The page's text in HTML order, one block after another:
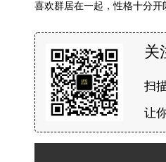
喜欢群居在一起，性格十分开
关
扫
让